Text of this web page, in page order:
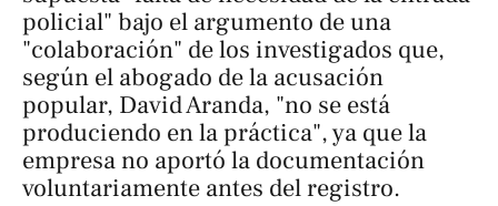
policial" bajo el argumento de una
"colaboración" de los investigados que,
según el abogado de la acusación
popular, David Aranda, "no se está
produciendo en la práctica", ya que la
empresa no aportó la documentación
voluntariamente antes del registro.